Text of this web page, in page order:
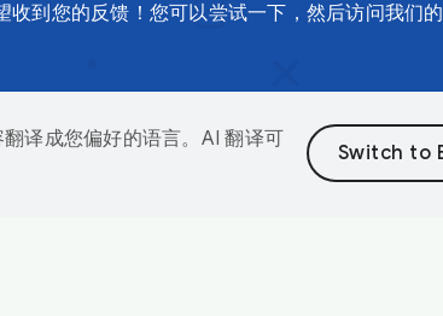
收到您的反馈！您可以尝试一下，然后访问我们的
译成您偏好的语言。AI 翻译可